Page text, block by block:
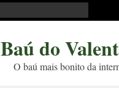
Baú do
O baú mais bonito da